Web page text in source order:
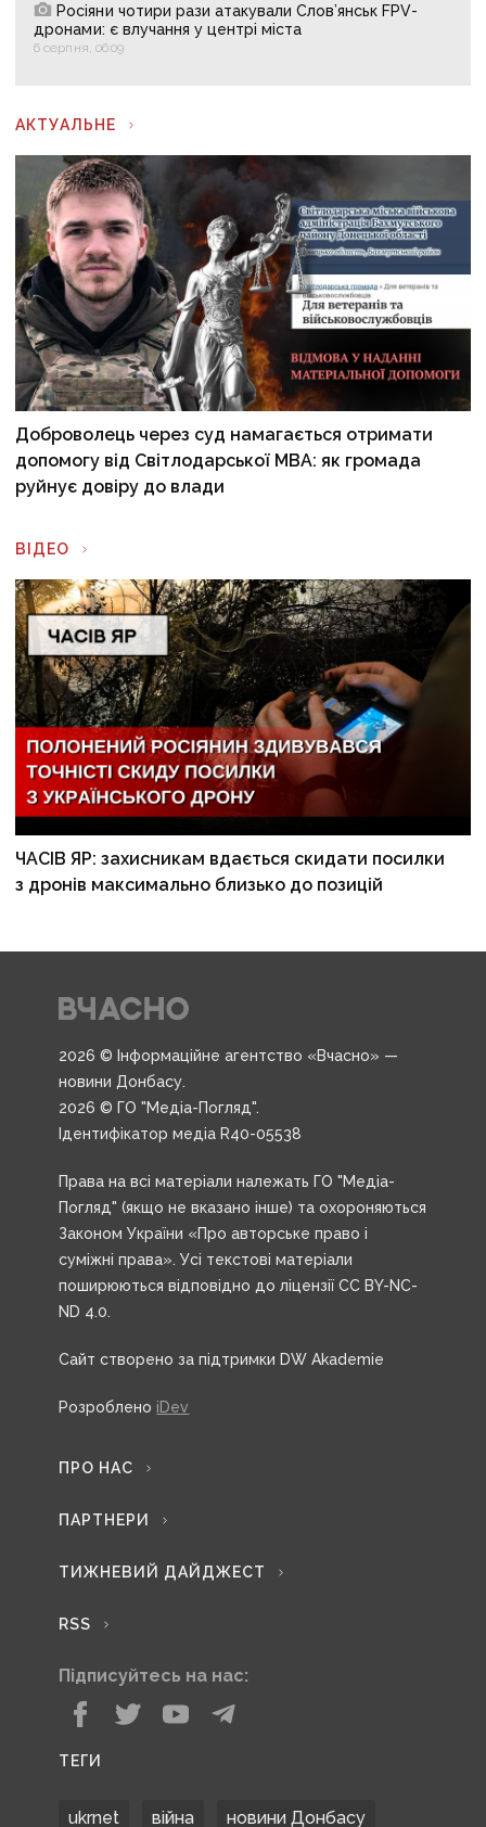
Росіяни чотири рази атакували Слов’янськ FPV-
дронами: є влучання у центрі міста
6 серпня, 06:09
АКТУАЛЬНЕ
Доброволець через суд намагається отримати
допомогу від Світлодарської МВА: як громада
руйнує довіру до влади
ВІДЕО
ЧАСІВ ЯР: захисникам вдається скидати посилки
з дронів максимально близько до позицій
2026 © Інформаційне агентство «Вчасно» —
новини Донбасу.
2026 © ГО "Медіа-Погляд".
Ідентифікатор медіа R40-05538
Права на всі матеріали належать ГО "Медіа-
Погляд" (якщо не вказано інше) та охороняються
Законом України «Про авторське право і
суміжні права». Усі текстові матеріали
поширюються відповідно до ліцензії CC BY-NC-
ND 4.0.
Сайт створено за підтримки DW Akademie
Розроблено iDev
ПРО НАС
ПАРТНЕРИ
ТИЖНЕВИЙ ДАЙДЖЕСТ
RSS
Підписуйтесь на нас:
ТЕГИ
ukrnet війна новини Донбасу